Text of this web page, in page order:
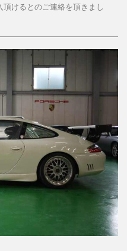
けるとのご連絡を頂きまし